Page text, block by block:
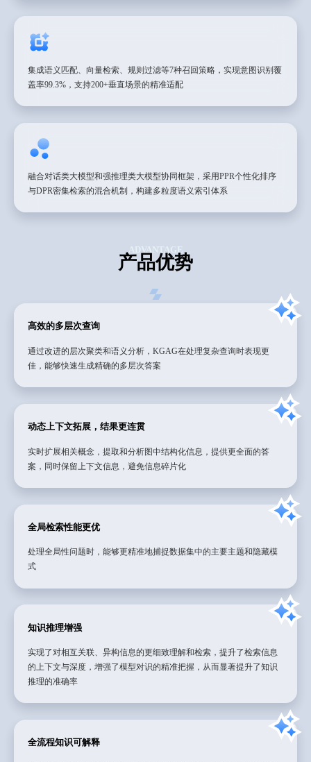
集成语义匹配、向量检索、规则过滤等7种召回策略，实现意图识别覆
盖率99.3%，支持200+垂直场景的精准适配
融合对话类大模型和强推理类大模型协同框架，采用PPR个性化排序
与DPR密集检索的混合机制，构建多粒度语义索引体系
产品优势
高效的多层次查询
通过改进的层次聚类和语义分析，KGAG在处理复杂查询时表现更
佳，能够快速生成精确的多层次答案
动态上下文拓展，结果更连贯
实时扩展相关概念，提取和分析图中结构化信息，提供更全面的答
案，同时保留上下文信息，避免信息碎片化
全局检索性能更优
处理全局性问题时，能够更精准地捕捉数据集中的主要主题和隐藏模
式
知识推理增强
实现了对相互关联、异构信息的更细致理解和检索，提升了检索信息
的上下文与深度，增强了模型对识的精准把握，从而显著提升了知识
推理的准确率
全流程知识可解释